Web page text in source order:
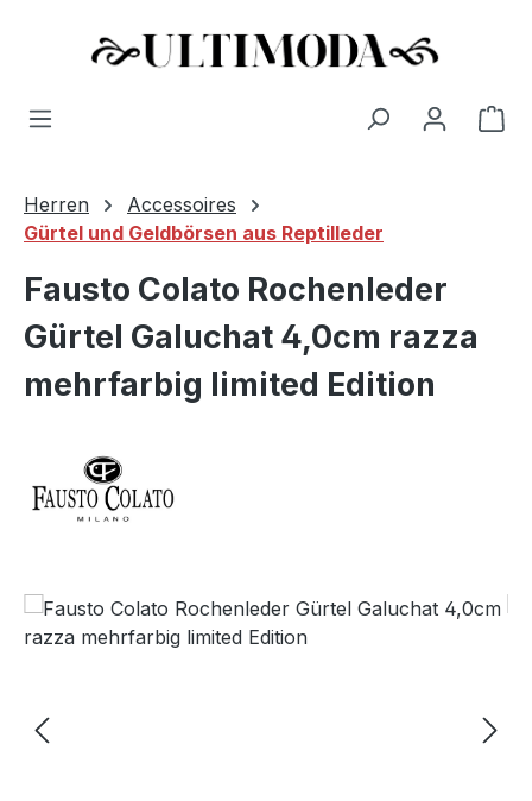
Zum Hauptinhalt springen
Herren
Accessoires
Gürtel und Geldbörsen aus Reptilleder
Fausto Colato Rochenleder
Gürtel Galuchat 4,0cm razza
mehrfarbig limited Edition
Bildergalerie überspringen